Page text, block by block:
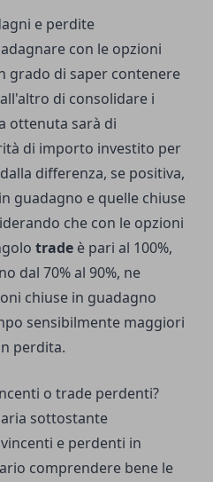
e perdite
con le opzioni
grado di saper contenere
di consolidare i
ottenuta sarà di
di importo investito per
differenza, se positiva,
guadagno e quelle chiuse
che con le opzioni
trade è pari al 100%,
dal 70% al 90%, ne
chiuse in guadagno
sensibilmente maggiori
perdita.
o trade perdenti?
sottostante
e perdenti in
comprendere bene le